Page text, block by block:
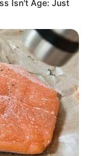
Isn't Age: Just